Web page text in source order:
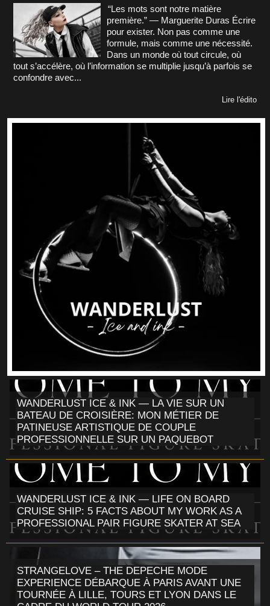
“Les mots sont notre matière
première.” — Marguerite Duras Écrire
pour exister. Non pas comme une
formule, mais comme une nécessité.
Dans un monde où tout circule, où
tout s’accélère, où l’information se multiplie jusqu’à parfois se
confondre avec...
Lire l'édito
WANDERLUST ICE & INK — LA VIE SUR UN
BATEAU DE CROISIÈRE: MON MÉTIER DE
PATINEUSE ARTISTIQUE DE COUPLE
PROFESSIONNELLE SUR UN PAQUEBOT
WANDERLUST ICE & INK — LIFE ON BOARD
CRUISE SHIP: 5 FACTS ABOUT MY WORK AS A
PROFESSIONAL PAIR FIGURE SKATER AT SEA
STRANGELOVE – THE DEPECHE MODE
EXPERIENCE DÉBARQUE À PARIS AVANT UNE
TOURNÉE À LILLE, TOURS ET LYON DANS LE